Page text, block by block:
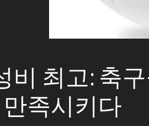
비 최고: 축
족시키다